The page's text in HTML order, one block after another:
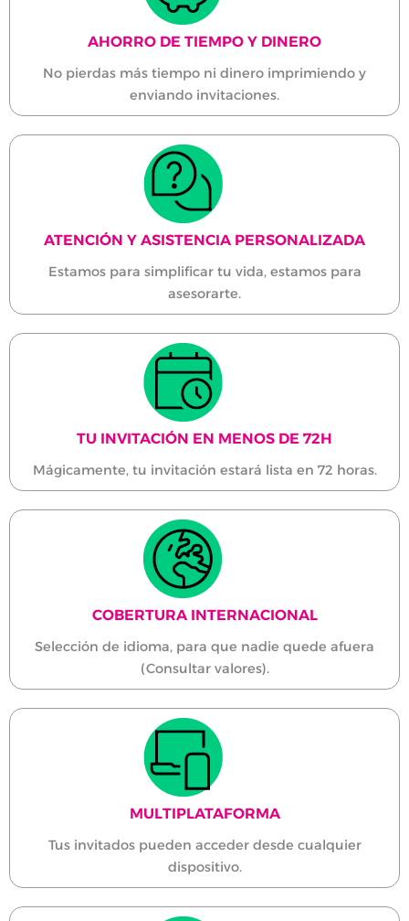
AHORRO DE TIEMPO Y DINERO
No pierdas más tiempo ni dinero imprimiendo y
enviando invitaciones.
ATENCIÓN Y ASISTENCIA PERSONALIZADA
Estamos para simplificar tu vida, estamos para
asesorarte.
TU INVITACIÓN EN MENOS DE 72H
Mágicamente, tu invitación estará lista en 72 horas.
COBERTURA INTERNACIONAL
Selección de idioma, para que nadie quede afuera
(Consultar valores).
MULTIPLATAFORMA
Tus invitados pueden acceder desde cualquier
dispositivo.